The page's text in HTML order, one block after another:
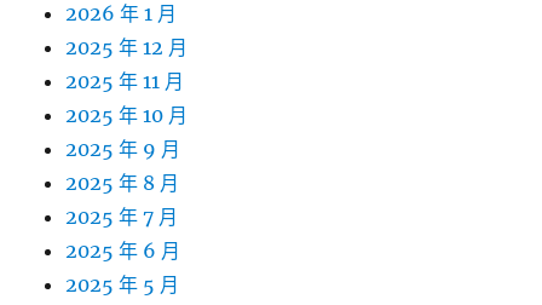
2026 年 1 月
2025 年 12 月
2025 年 11 月
2025 年 10 月
2025 年 9 月
2025 年 8 月
2025 年 7 月
2025 年 6 月
2025 年 5 月